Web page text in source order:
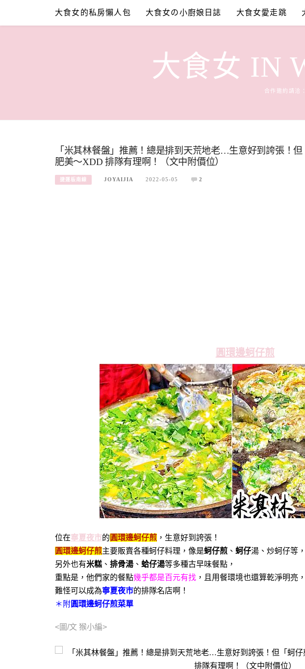
content
大食女的私房懶人包 大食女の小廚娘日誌 大食女愛走跳
大食女 IN
合作邀約請洽：
「米其林餐盤」推薦！總是排到天荒地老…生意好到誇張！
肥美～XDD 排隊有理啊！（文中附價位）
捷運板南線 JOYAIJIA 2022-05-05 2
圓環邊蚵仔煎
位在寧夏夜市的 圓環邊蚵仔煎 ，生意好到誇張！
圓環邊蚵仔煎主要販賣各種蚵仔料理，像是蚵仔煎 、 蚵仔湯、炒蚵仔等，
另外也有米糕 、 排骨湯 、 蛤仔湯等多種古早味餐點，
重點是，他們家的餐點幾乎都是百元有找 ，且用餐環境也還算乾淨明亮，
難怪可以成為寧夏夜市的排隊名店啊！
＊附圓環邊蚵仔煎菜單
<圖/文 猴小編>